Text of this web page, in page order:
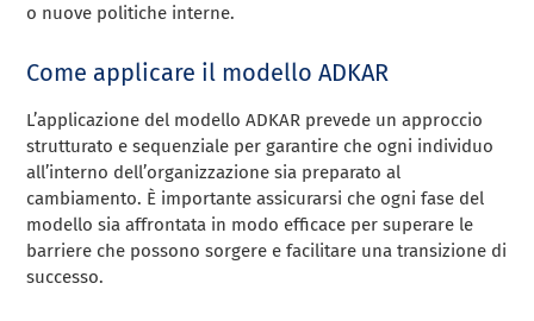
o nuove politiche interne.
Come applicare il modello ADKAR
L’applicazione del modello ADKAR prevede un approccio
strutturato e sequenziale per garantire che ogni individuo
all’interno dell’organizzazione sia preparato al
cambiamento. È importante assicurarsi che ogni fase del
modello sia affrontata in modo efficace per superare le
barriere che possono sorgere e facilitare una transizione di
successo.